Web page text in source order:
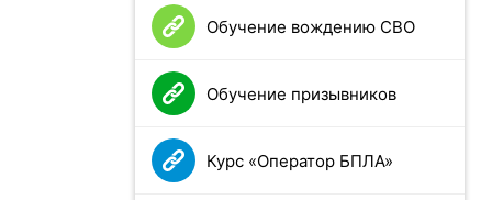
Обучение вождению СВО
Обучение призывников
Курс «Оператор БПЛА»